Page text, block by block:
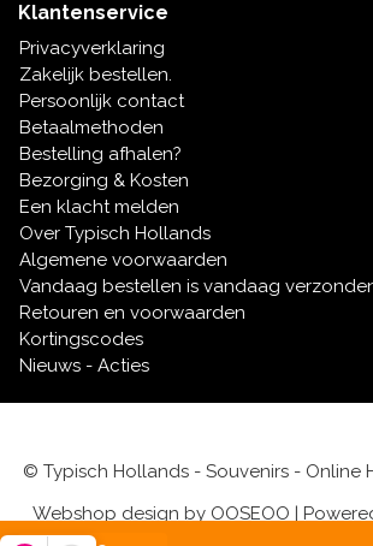
Klantenservice
Privacyverklaring
Zakelijk bestellen.
Persoonlijk contact
Betaalmethoden
Bestelling afhalen?
Bezorging & Kosten
Een klacht melden
Over Typisch Hollands
Algemene voorwaarden
Vandaag bestellen is vandaag
Retouren en voorwaarden
Kortingscodes
Nieuws - Acties
© Typisch Hollands - Souvenirs - Online
Webshop design by OOSEOO |